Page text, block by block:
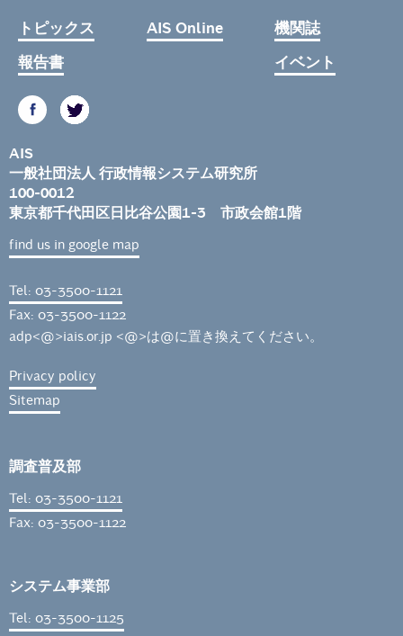
トピックス AIS Online
機関誌
報告書
イベント
AIS
一般社団法人 行政情報システム研究所
100-0012
東京都千代田区日比谷公園1-3 市政会館1階
find us in google map
Tel: 03-3500-1121
Fax: 03-3500-1122
adp<@>iais.or.jp <@>は@に置き換えてください。
Privacy policy
Sitemap
調査普及部
Tel: 03-3500-1121
Fax: 03-3500-1122
システム事業部
Tel: 03-3500-1125